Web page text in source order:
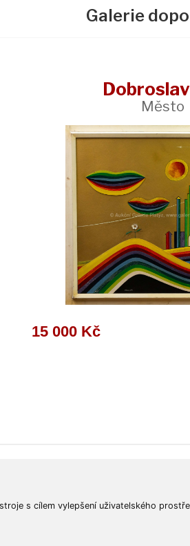
s cílem vylepšení uživatelského
Galerie
Město
15 000 Kč